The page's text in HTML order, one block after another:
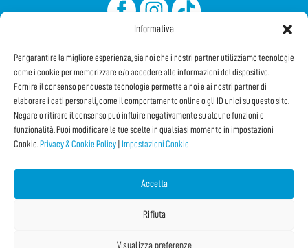
Informativa
Per garantire la migliore esperienza, sia noi che i nostri partner utilizziamo tecnologie
come i cookie per memorizzare e/o accedere alle informazioni del dispositivo.
Fornire il consenso per queste tecnologie permette a noi e ai nostri partner di
elaborare i dati personali, come il comportamento online o gli ID unici su questo sito.
Negare o ritirare il consenso può influire negativamente su alcune funzioni e
funzionalità. Puoi modificare le tue scelte in qualsiasi momento in impostazioni
Cookie. Privacy & Cookie Policy Impostazioni Cookie
Accetta
Rifiuta
Visualizza preferenze
Iscriviti alla Newsletter
CONDIVIDI QUESTA PAGINA!
Facebook